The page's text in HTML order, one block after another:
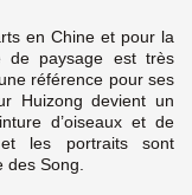
en Chine et pour la
de paysage est très
référence pour ses
Huizong devient un
d’oiseaux et de
les portraits sont
des Song.